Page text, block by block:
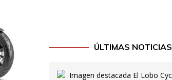
ÚLTIMAS NOTICIAS